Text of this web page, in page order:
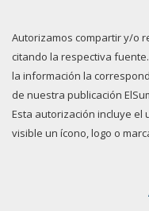
Autorizamos compartir y/o
citando la respectiva
la información la
de nuestra publicación
Esta autorización incluye el
visible un ícono, logo o